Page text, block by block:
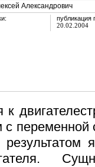
Александрович
публикация
20.02.2004
к
с